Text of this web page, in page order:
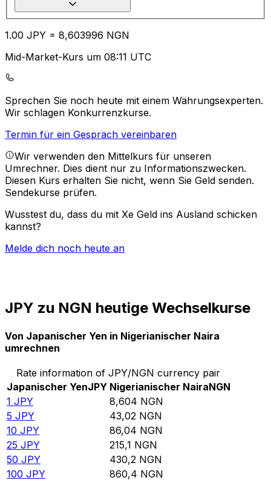
1.00 JPY = 8,603996 NGN
Mid-Market-Kurs um 08:11 UTC
Sprechen Sie noch heute mit einem Währungsexperten.
Wir schlagen Konkurrenzkurse.
Termin für ein Gespräch vereinbaren
Wir verwenden den Mittelkurs für unseren
Umrechner. Dies dient nur zu Informationszwecken.
Diesen Kurs erhalten Sie nicht, wenn Sie Geld senden.
Sendekurse prüfen.
Wusstest du, dass du mit Xe Geld ins Ausland schicken
kannst?
Melde dich noch heute an
JPY zu NGN heutige Wechselkurse
Von Japanischer Yen in Nigerianischer Naira
umrechnen
Rate information of JPY/NGN currency pair
Japanischer YenJPY Nigerianischer NairaNGN
1 JPY 8,604 NGN
5 JPY 43,02 NGN
10 JPY 86,04 NGN
25 JPY 215,1 NGN
50 JPY 430,2 NGN
100 JPY 860,4 NGN